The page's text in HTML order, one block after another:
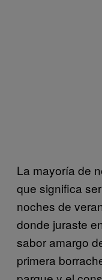
La mayoría de
que significa
noches de
donde juraste
sabor amargo
primera